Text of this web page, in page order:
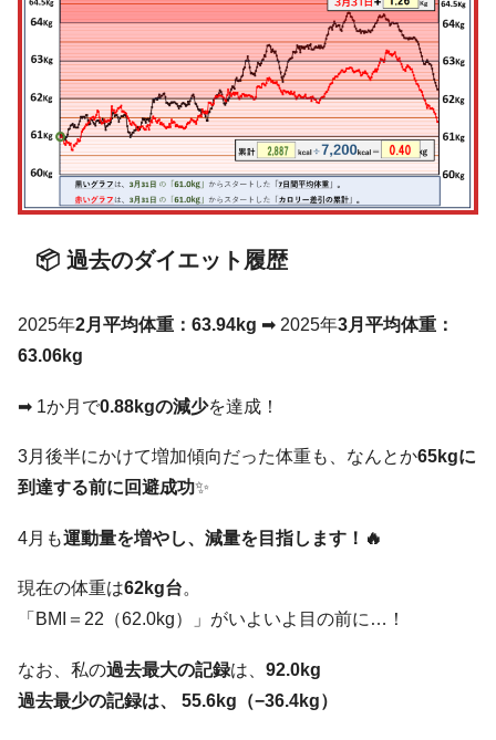
📦 過去のダイエット履歴
2025年2月平均体重：63.94kg ➡ 2025年3月平均体重：
63.06kg
➡ 1か月で0.88kgの減少を達成！
3月後半にかけて増加傾向だった体重も、なんとか65kgに
到達する前に回避成功✨
4月も運動量を増やし、減量を目指します！🔥
現在の体重は62kg台。
「BMI＝22（62.0kg）」がいよいよ目の前に…！
なお、私の過去最大の記録は、 92.0kg
過去最少の記録は、 55.6kg（−36.4kg）